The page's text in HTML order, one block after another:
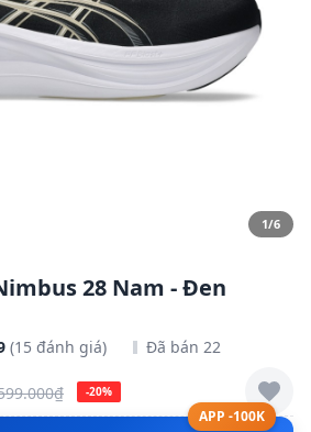
1/6
28 Nam - Đen
(15 đánh giá) Đã bán 22
-20%
APP -100K